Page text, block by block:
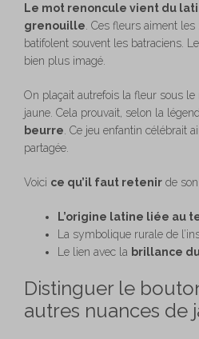
Le mot renoncule vient du
grenouille . Ces fleurs aiment
batifolent souvent les batraciens.
bien plus imagé.
On plaçait autrefois la fleur sous
jaune. Cela prouvait, selon la
beurre . Ce jeu enfantin célébrait
partagée.
Voici ce qu’il faut retenir de
L’origine latine liée au
La symbolique rurale de
Le lien avec la brillance
Distinguer le
autres nuances de